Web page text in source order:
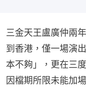
三金天王盧廣仲兩
到香港，僅一場演
本不夠」，更在三
因檔期所限未能加